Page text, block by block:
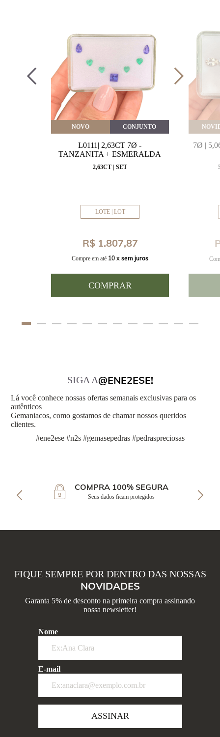
NOVO CONJUNTO
L0111| 2,63CT 7Ø -
TANZANITA + ESMERALDA
2,63CT | SET
LOTE | LOT
R$ 1.807,87
Compre em até 10 x sem juros
COMPRAR
7Ø |
SIGA A@ENE2ESE!
Lá você conhece nossas ofertas semanais exclusivas para os
autênticos
Gemaniacos, como gostamos de chamar nossos queridos
clientes.
#ene2ese #n2s #gemasepedras #pedraspreciosas
COMPRA 100% SEGURA
Seus dados ficam protegidos
FIQUE SEMPRE POR DENTRO DAS NOSSAS
NOVIDADES
Garanta 5% de desconto na primeira compra assinando
nossa newsletter!
Nome
E-mail
ASSINAR